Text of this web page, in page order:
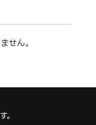
せん。
。